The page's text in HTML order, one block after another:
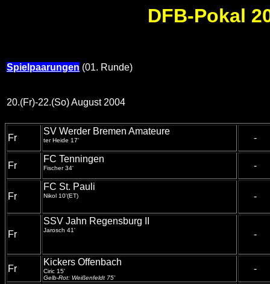
DFB-Pokal
Spielpaarungen (01. Runde)
20.(Fr)-22.(So) August 2004
Fr
SV Werder Bremen Amateure
ter Heide 17' -
Fr
FC Tenningen
Fischer 34' -
Fr
FC St. Pauli
Nikol 10'(ET) -
Fr
SSV Jahn Regensburg II
Jarosch 41' -
Fr
Kickers Offenbach
Ciric 15'
Gelb-Rot: Weißenfeldt 75'
-